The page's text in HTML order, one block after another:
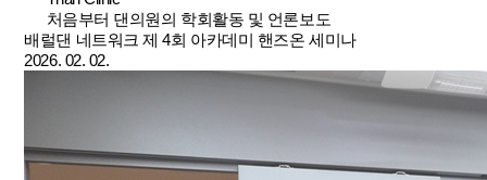
처음부터 댄의원의 학회활동 및 언론보도
배럴댄 네트워크 제 4회 아카데미 핸즈온 세미나
2026. 02. 02.